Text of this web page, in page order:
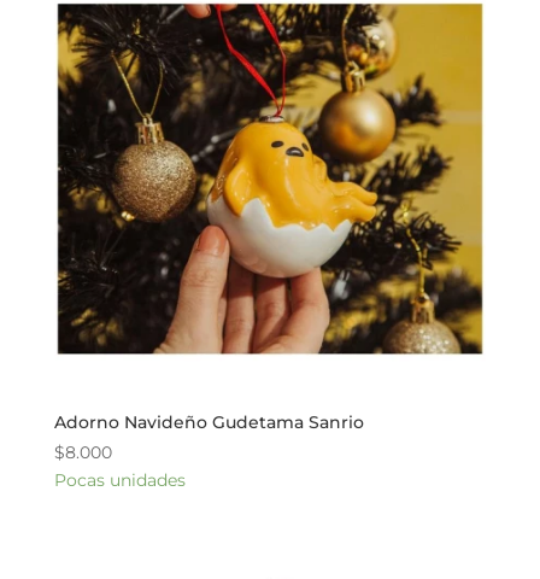
Adorno Navideño Gudetama Sanrio
$8.000
Pocas unidades